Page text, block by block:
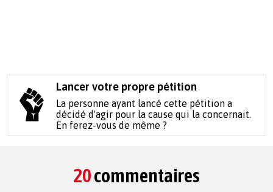
Lancer votre propre pétition
La personne ayant lancé cette pétition a
décidé d'agir pour la cause qui la concernait.
En ferez-vous de même ?
20commentaires